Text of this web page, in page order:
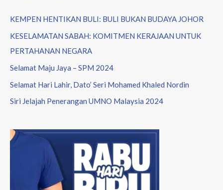
KEMPEN HENTIKAN BULI: BULI BUKAN BUDAYA JOHOR
KESELAMATAN SABAH: KOMITMEN KERAJAAN UNTUK
PERTAHANAN NEGARA
Selamat Maju Jaya – SPM 2024
Selamat Hari Lahir, Dato’ Seri Mohamed Khaled Nordin
Siri Jelajah Penerangan UMNO Malaysia 2024